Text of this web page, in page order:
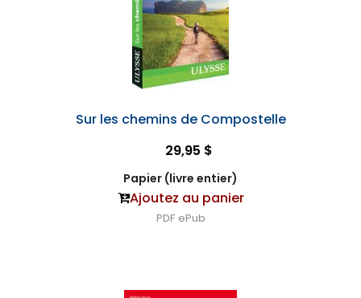
Sur les chemins de Compostelle
29,95 $
Papier (livre entier)
Ajoutez au panier
PDF ePub